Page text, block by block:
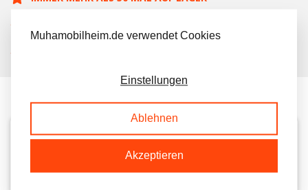
BESCHREIBUNG
Muhamobilheim.de verwendet Cookies
Einstellungen
Ablehnen
Akzeptieren